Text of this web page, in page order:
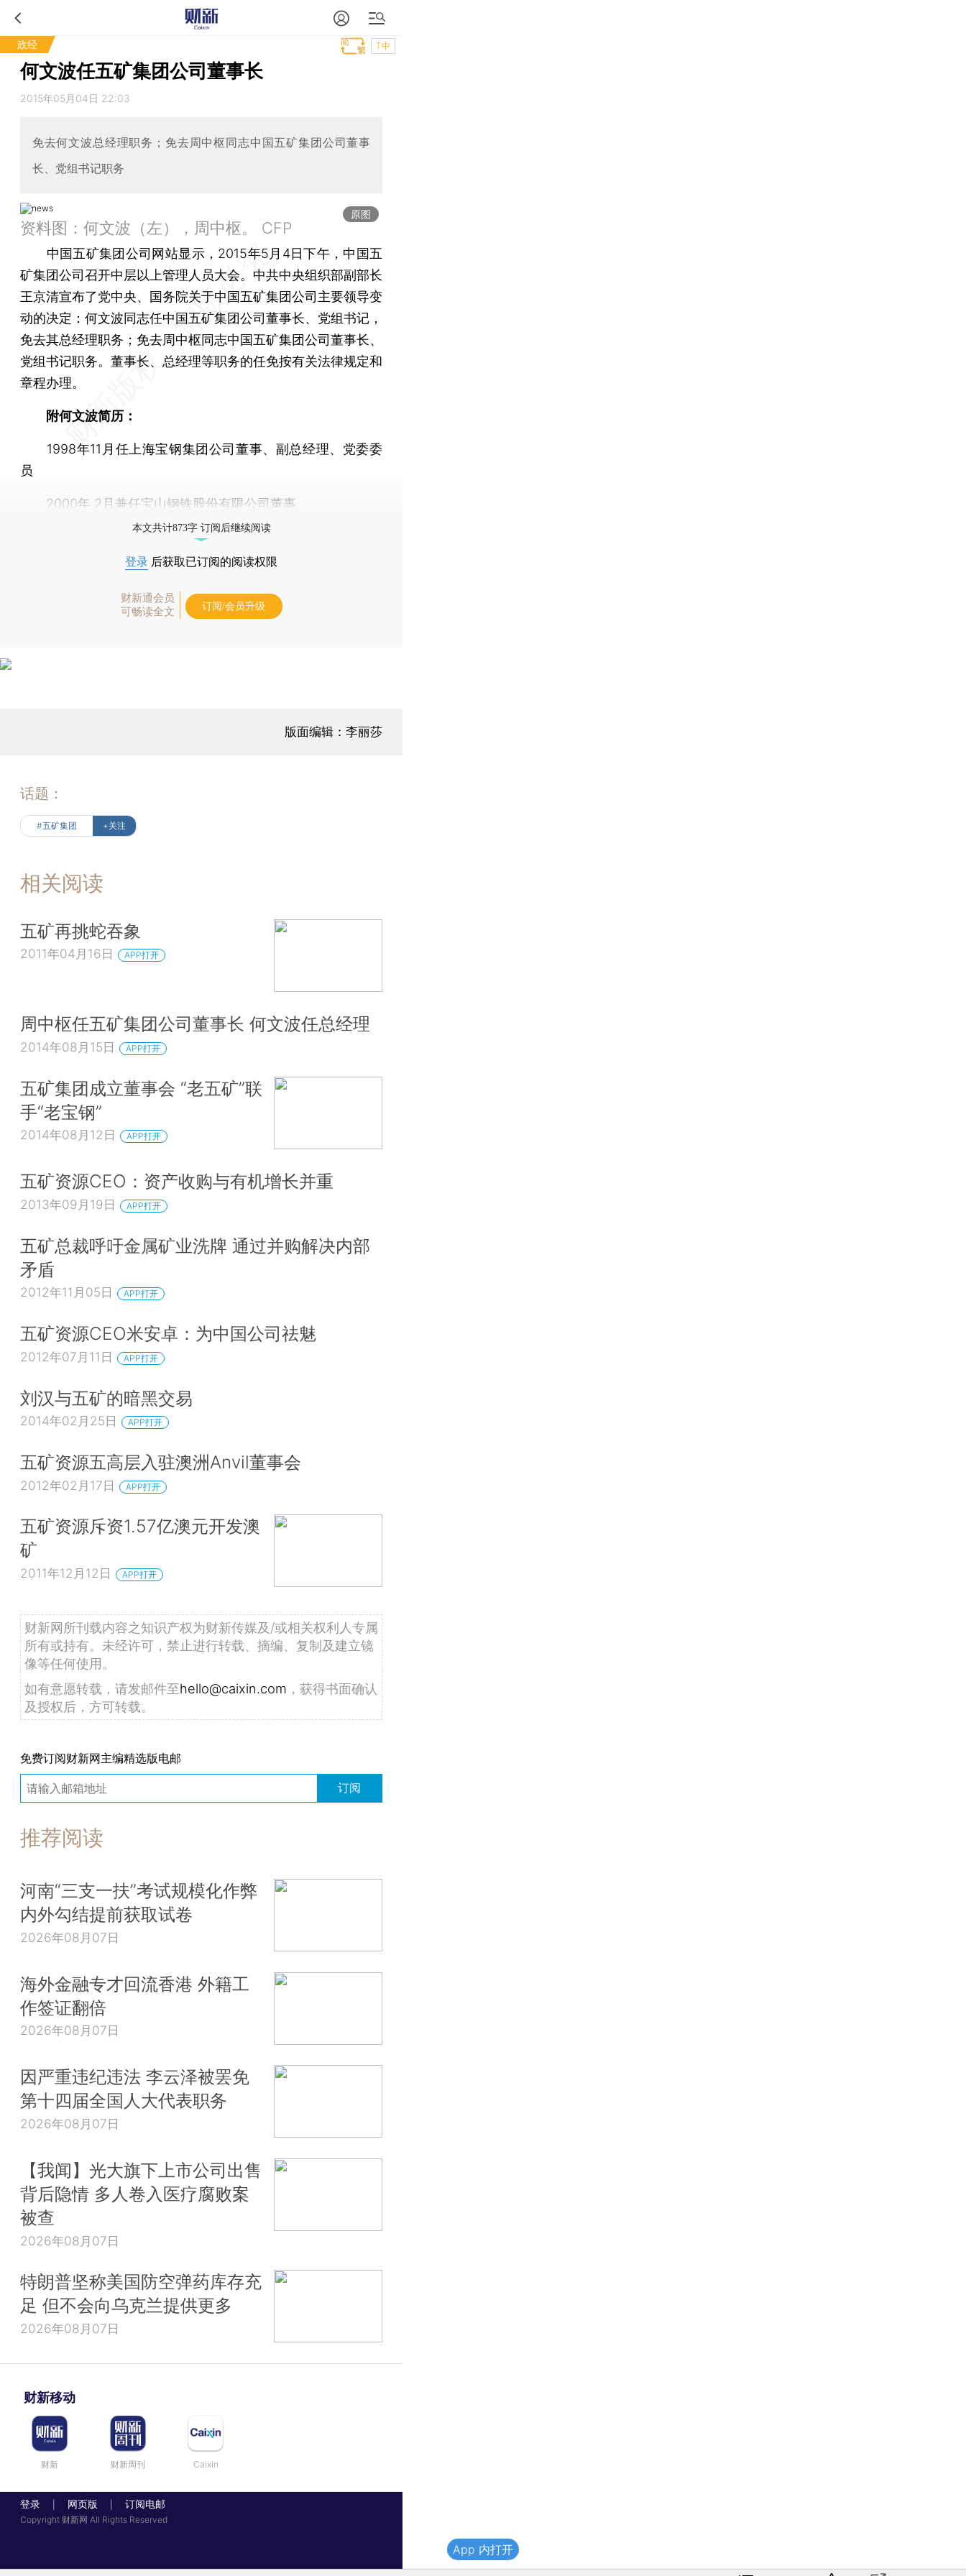
政经 T中
何文波任五矿集团公司董事长
2015年05月04日 22:03
免去何文波总经理职务；免去周中枢同志中国五矿集团公司董事
长、党组书记职务
原图
资料图：何文波（左），周中枢。 CFP
中国五矿集团公司网站显示，2015年5月4日下午，中国五
矿集团公司召开中层以上管理人员大会。中共中央组织部副部长
王京清宣布了党中央、国务院关于中国五矿集团公司主要领导变
动的决定：何文波同志任中国五矿集团公司董事长、党组书记，
免去其总经理职务；免去周中枢同志中国五矿集团公司董事长、
党组书记职务。董事长、总经理等职务的任免按有关法律规定和
章程办理。
附何文波简历：
1998年11月任上海宝钢集团公司董事、副总经理、党委委
员
2000年 2月兼任宝山钢铁股份有限公司董事
本文共计873字 订阅后继续阅读
登录 后获取已订阅的阅读权限
财新通会员
可畅读全文
订阅/会员升级
版面编辑：李丽莎
话题：
#五矿集团 +关注
相关阅读
五矿再挑蛇吞象
2011年04月16日 APP打开
周中枢任五矿集团公司董事长 何文波任总经理
2014年08月15日 APP打开
五矿集团成立董事会 “老五矿”联
手“老宝钢”
2014年08月12日 APP打开
五矿资源CEO：资产收购与有机增长并重
2013年09月19日 APP打开
五矿总裁呼吁金属矿业洗牌 通过并购解决内部
矛盾
2012年11月05日 APP打开
五矿资源CEO米安卓：为中国公司祛魅
2012年07月11日 APP打开
刘汉与五矿的暗黑交易
2014年02月25日 APP打开
五矿资源五高层入驻澳洲Anvil董事会
2012年02月17日 APP打开
五矿资源斥资1.57亿澳元开发澳
矿
2011年12月12日 APP打开
财新网所刊载内容之知识产权为财新传媒及/或相关权利人专属
所有或持有。未经许可，禁止进行转载、摘编、复制及建立镜
像等任何使用。
如有意愿转载，请发邮件至hello@caixin.com ，获得书面确认
及授权后，方可转载。
免费订阅财新网主编精选版电邮
订阅
推荐阅读
河南“三支一扶”考试规模化作弊
内外勾结提前获取试卷
2026年08月07日
海外金融专才回流香港 外籍工
作签证翻倍
2026年08月07日
因严重违纪违法 李云泽被罢免
第十四届全国人大代表职务
2026年08月07日
【我闻】光大旗下上市公司出售
背后隐情 多人卷入医疗腐败案
被查
2026年08月07日
特朗普坚称美国防空弹药库存充
足 但不会向乌克兰提供更多
2026年08月07日
财新移动
财新 财新周刊 Caixin
登录 网页版 订阅电邮
Copyright 财新网 All Rights Reserved
App 内打开